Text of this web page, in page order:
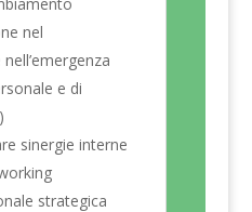
nel
e di
sinergie interne
strategica